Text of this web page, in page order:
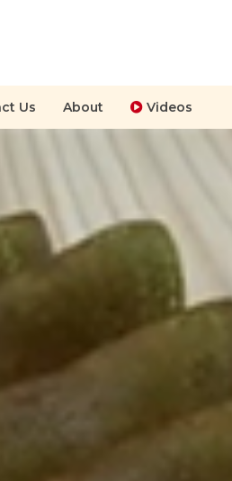
Us About Videos